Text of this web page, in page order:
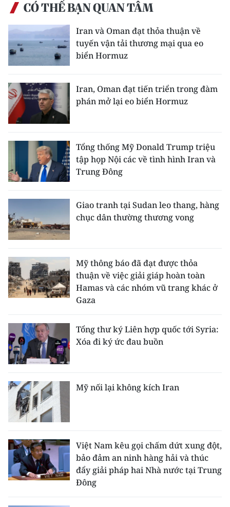
CÓ THỂ BẠN QUAN TÂM
Iran và Oman đạt thỏa thuận về
tuyến vận tải thương mại qua eo
biển Hormuz
Iran, Oman đạt tiến triển trong đàm
phán mở lại eo biển Hormuz
Tổng thống Mỹ Donald Trump triệu
tập họp Nội các về tình hình Iran và
Trung Đông
Giao tranh tại Sudan leo thang, hàng
chục dân thường thương vong
Mỹ thông báo đã đạt được thỏa
thuận về việc giải giáp hoàn toàn
Hamas và các nhóm vũ trang khác ở
Gaza
Tổng thư ký Liên hợp quốc tới Syria:
Xóa đi ký ức đau buồn
Mỹ nối lại không kích Iran
Việt Nam kêu gọi chấm dứt xung đột,
bảo đảm an ninh hàng hải và thúc
đẩy giải pháp hai Nhà nước tại Trung
Đông